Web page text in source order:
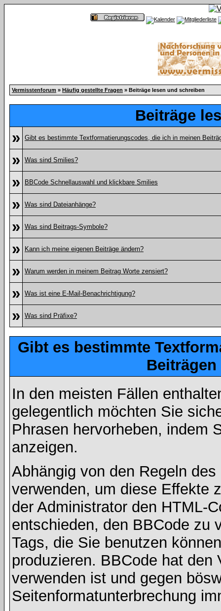
Vermisstenforum » Häufig gestellte Fragen » Beiträge lesen und schreiben
Beiträge
»
Gibt es bestimmte Textformatierungscodes, die ich in meinen
» Was sind Smilies?
» BBCode Schnellauswahl und klickbare Smilies
» Was sind Dateianhänge?
» Was sind Beitrags-Symbole?
» Kann ich meine eigenen Beiträge ändern?
» Warum werden in meinem Beitrag Worte zensiert?
» Was ist eine E-Mail-Benachrichtigung?
» Was sind Präfixe?
Gibt es bestimmte
In den meisten Fällen
gelegentlich möchten Sie
Phrasen hervorheben, indem
anzeigen.
Abhängig von den Regeln
verwenden, um diese Effekte
der Administrator den HTML-
entschieden, den BBCode zu
Tags, die Sie benutzen
produzieren. BBCode hat
verwenden ist und gegen
Seitenformatunterbrechung